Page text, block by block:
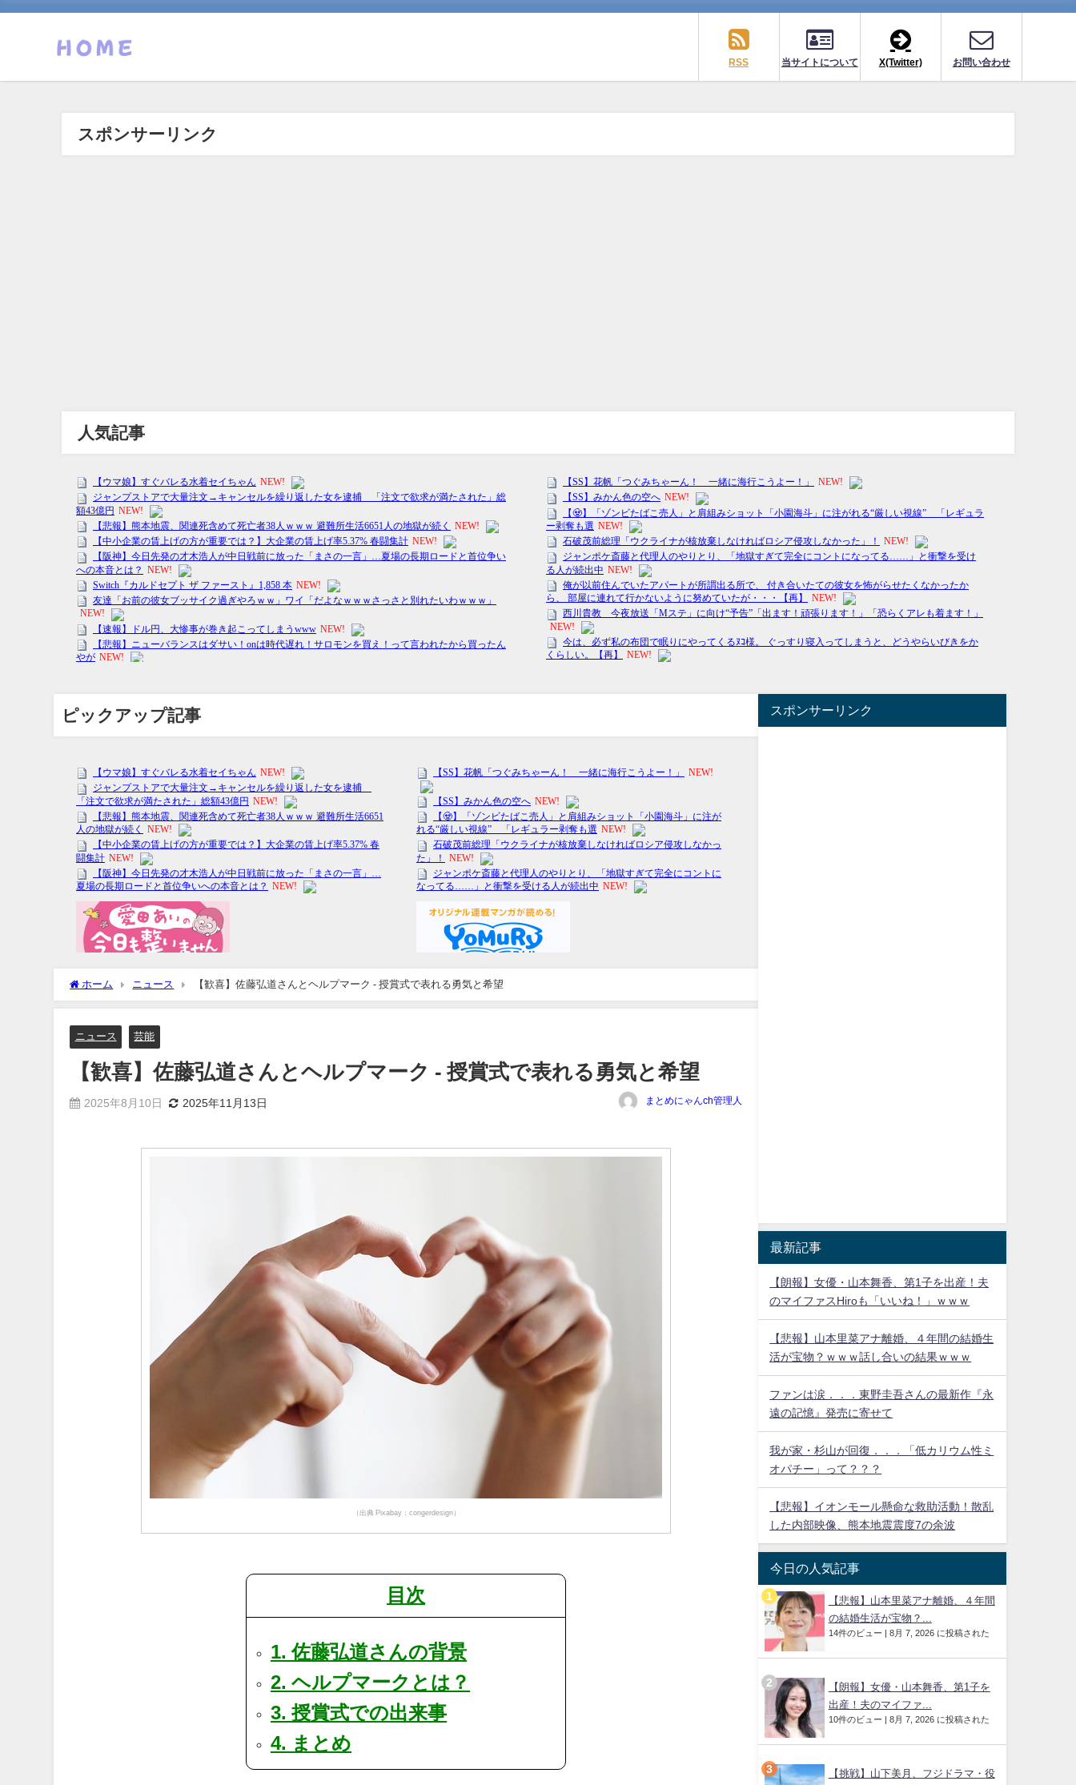
RSS 当サイトについて X(Twitter) お問い合わせ
スポンサーリンク
人気記事
ピックアップ記事
ホーム ニュース 【歓喜】佐藤弘道さんとヘルプマーク - 授賞式で表れる勇気と希望
ニュース 芸能
【歓喜】佐藤弘道さんとヘルプマーク - 授賞式で表れる勇気と希望
2025年8月10日 2025年11月13日 まとめにゃんch管理人
（出典 Pixabay：congerdesign）
目次
1. 佐藤弘道さんの背景
2. ヘルプマークとは？
3. 授賞式での出来事
4. まとめ
スポンサーリンク
最新記事
【朗報】女優・山本舞香、第1子を出産！夫
のマイファスHiroも「いいね！」ｗｗｗ
【悲報】山本里菜アナ離婚、４年間の結婚生
活が宝物？ｗｗｗ話し合いの結果ｗｗｗ
ファンは涙．．．東野圭吾さんの最新作『永
遠の記憶』発売に寄せて
我が家・杉山が回復．．．「低カリウム性ミ
オパチー」って？？？
【悲報】イオンモール懸命な救助活動！散乱
した内部映像、熊本地震震度7の余波
今日の人気記事
【悲報】山本里菜アナ離婚、４年間
の結婚生活が宝物？...
14件のビュー | 8月 7, 2026 に投稿された
【朗報】女優・山本舞香、第1子を
出産！夫のマイファ...
10件のビュー | 8月 7, 2026 に投稿された
【挑戦】山下美月、フジドラマ・役